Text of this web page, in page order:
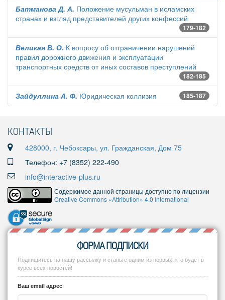
Батманова Д. А. Положение мусульман в исламских
странах и взгляд представителей других конфессий
179-182
Великая В. О. К вопросу об отграничении нарушений
правил дорожного движения и эксплуатации
транспортных средств от иных составов преступлений
182-185
Зайдуллина А. Ф. Юридическая коллизия 185-187
КОНТАКТЫ
428000, г. Чебоксары, ул. Гражданская, Дом 75
Телефон: +7 (8352) 222-490
info@interactive-plus.ru
Содержимое данной страницы доступно по лицензии
Creative Commons «Attribution» 4.0 International
ФОРМА ПОДПИСКИ
Подпишитесь на нашу рассылку и станьте одним из первых, кто будет в
курсе всех новостей!
Ваш email адрес